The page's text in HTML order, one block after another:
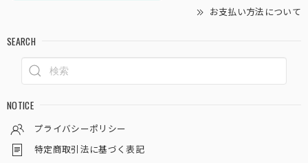
お支払い方法について
SEARCH
NOTICE
プライバシーポリシー
特定商取引法に基づく表記